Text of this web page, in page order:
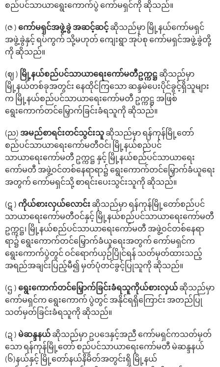
စည်ပင်သာယာရွေးကောက်ပွဲ ကော်မရှင်ကို ဆိုသည်။
(ဇ ) ‌ကော်မရှင်အဖွဲ့ခွဲ အဆင့်ဆင့် ဆိုသည်မှာ မြို့နယ်‌ကော်မရှင်
အဖွဲ့ခွဲနှင့် ရပ်ကွက် သို့မဟုတ် ကျေးရွာ အုပ်စု ကော်မရှင်အဖွဲ့ခွဲတို့
ကို ဆိုသည်။
(ဈ ) မြို့နယ်စည်ပင်သာယာ‌ရေး‌ကော်မတီဥက္ကဋ္ဌ ဆိုသည်မှာ
မြို့နယ်တစ်ခုအတွင်း‌ နေထိုင်ကြ‌သော ဆန္ဒမဲပေးပိုင်ခွင့်ရှိသူများ
က မြို့နယ်စည်ပင်သာယာ‌ရေး‌ကော်မတီ ဥက္ကဋ္ဌ အဖြစ်
‌ရွေး‌ကောက်တင်‌မြှောက်ခြင်းခံရသူကို ဆိုသည်။
(ည) အမည်စာရင်းတင်သွင်းသူ ဆိုသည်မှာ ရန်ကုန်မြို့‌တော်
စည်ပင်သာယာ‌ရေးကော်မတီဝင်၊ မြို့နယ်စည်ပင်
သာယာ‌ရေး‌ကော်မတီ ဥက္ကဋ္ဌ နှင့် မြို့နယ်စည်ပင်သာယာရေး
ကော်မတီ အဖွဲ့ဝင်တစ်နေရာရာ၌ ‌ရွေး‌ကောက်တင်မြှောက်ခံယူ‌ရေး
အတွက် ‌ကော်မရှင်သို့ စာရင်းပေးသွင်းသူကို ဆိုသည်။
(ဋ ) ကိုယ်စားလှယ်လောင်း ဆိုသည်မှာ ရန်ကုန်မြို့‌တော်စည်ပင်
သာယာ‌ရေး‌ကော်မတီဝင်နှင့် မြို့နယ်စည်ပင်သာယာ‌ရေး‌ကော်မတီ
ဥက္ကဋ္ဌ၊ မြို့နယ်စည်ပင်သာယာရေးကော်မတီ အဖွဲ့ဝင်တစ်‌နေရာ
ရာ၌ ‌ရွေး‌ကောက်တင်‌မြှောက်ခံယူ‌ရေးအတွက် ‌ကော်မရှင်က
ရွေးကောက်ပွဲတွင် ဝင်‌ရောက်ယှဉ်ပြိုင်ရန် သတ်မှတ်ထားသည့်
အရည်အချင်းပြည့်မီ၍ မှတ်ပုံတင်ခွင့်ပြုသူကို ဆိုသည်။
(ဌ ) ‌ရွေး‌ကောက်တင်‌မြှောက်ခြင်းခံရသူကိုယ်စားလှယ် ဆိုသည်မှာ
‌ကော်မရှင်က ရွေးကောက် ပွဲတွင် အနိုင်ရရှိ‌ကြောင်း အတည်ပြု
သတ်မှတ်ခြင်းခံရသူကို ဆိုသည်။
(ဍ ) မဲဆန္ဒနယ် ဆိုသည်မှာ ဥပဒေနှင့်အညီ ကော်မရှင်ကသတ်မှတ်
သော ရန်ကုန်မြို့တော် စည်ပင်သာယာရေးကော်မတီ မဲဆန္ဒနယ်
(၆)နယ်နှင့် မြို့တော်နယ်နိမိတ်အတွင်းရှိ မြို့နယ်